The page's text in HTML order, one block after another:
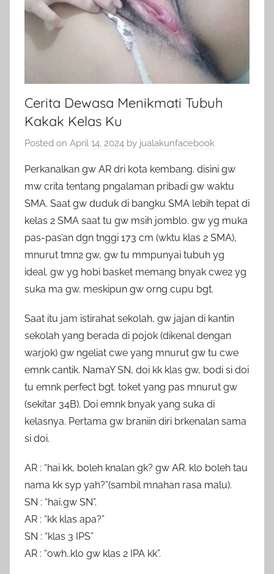
Cerita Dewasa Menikmati Tubuh
Kakak Kelas Ku
Posted on April 14, 2024 by jualakunfacebook
Perkanalkan gw AR dri kota kembang. disini gw
mw crita tentang pngalaman pribadi gw waktu
SMA. Saat gw duduk di bangku SMA lebih tepat di
kelas 2 SMA saat tu gw msih jomblo. gw yg muka
pas-pas’an dgn tnggi 173 cm (wktu klas 2 SMA),
mnurut tmn2 gw, gw tu mmpunyai tubuh yg
ideal. gw yg hobi basket memang bnyak cwe2 yg
suka ma gw. meskipun gw orng cupu bgt.
Saat itu jam istirahat sekolah, gw jajan di kantin
sekolah yang berada di pojok (dikenal dengan
warjok) gw ngeliat cwe yang mnurut gw tu cwe
emnk cantik. NamaY SN, doi kk klas gw, bodi si doi
tu emnk perfect bgt. toket yang pas mnurut gw
(sekitar 34B). Doi emnk bnyak yang suka di
kelasnya. Pertama gw braniin diri brkenalan sama
si doi.
AR : “hai kk, boleh knalan gk? gw AR. klo boleh tau
nama kk syp yah?”(sambil mnahan rasa malu).
SN : “hai,gw SN”.
AR : “kk klas apa?”
SN : “klas 3 IPS”
AR : “owh..klo gw klas 2 IPA kk”.